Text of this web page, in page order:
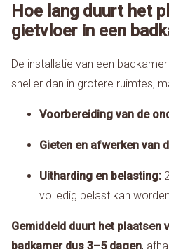
Hoe lang duurt het
gietvloer in een
De installatie van een
sneller dan in grotere ruimtes,
Voorbereiding van de
Gieten en afwerken van
Uitharding en belasting:
volledig belast kan worden
Gemiddeld duurt het plaatsen
badkamer dus 3–5 dagen,